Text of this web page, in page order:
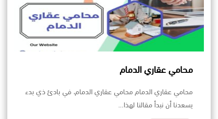
محامي عقاري الدمام
محامي عقاري الدمام محامي عقاري الدمام، في بادئ ذي بدء
يسعدنا أن نبدأ مقالنا لهذا…